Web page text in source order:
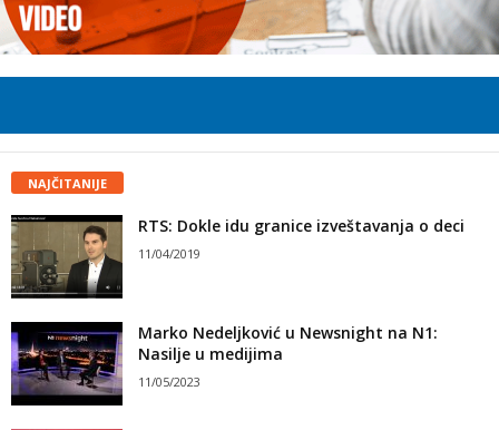
NAJČITANIJE
RTS: Dokle idu granice izveštavanja o deci
11/04/2019
Marko Nedeljković u Newsnight na N1:
Nasilje u medijima
11/05/2023